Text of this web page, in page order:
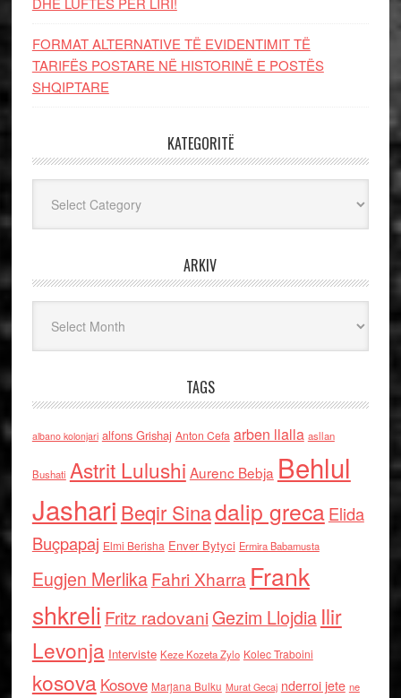
FORMAT ALTERNATIVE TË EVIDENTIMIT TË
TARIFËS POSTARE NË HISTORINË E POSTËS
SHQIPTARE
KATEGORITË
ARKIV
TAGS
albano kolonjari alfons Grishaj Anton Cefa arben llalla asllan
Bushati Astrit Lulushi Aurenc Bebja Behlul
Jashari Beqir Sinadalip grecaElida
Buçpapaj Elmi Berisha Enver Bytyci Ermira Babamusta
Eugjen MerlikaFahri Xharra Frank
shkreli Fritz radovaniGezim Llojdia Ilir
Levonja Interviste Keze Kozeta Zylo Kolec Traboini
kosova Kosove Marjana Bulku Murat Gecaj nderroi jete ne